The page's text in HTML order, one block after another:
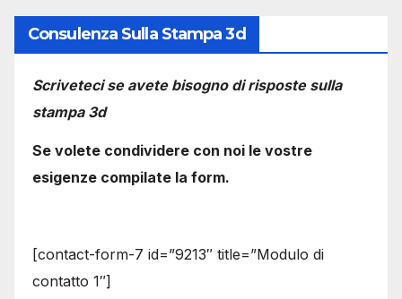
Consulenza Sulla Stampa 3d
Scriveteci se avete bisogno di risposte sulla
stampa 3d
Se volete condividere con noi le vostre
esigenze compilate la form.
[contact-form-7 id=”9213″ title=”Modulo di
contatto 1″]